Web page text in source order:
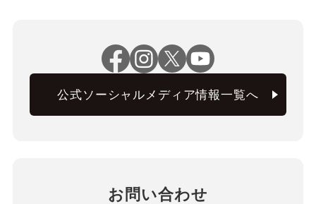
公式ソーシャルメディア情報一覧へ
お問い合わせ